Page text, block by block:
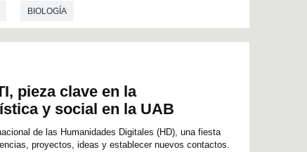
BIOLOGÍA
pieza clave en la
y social en la UAB
de las Humanidades Digitales (HD), una fiesta
proyectos, ideas y establecer nuevos contactos.